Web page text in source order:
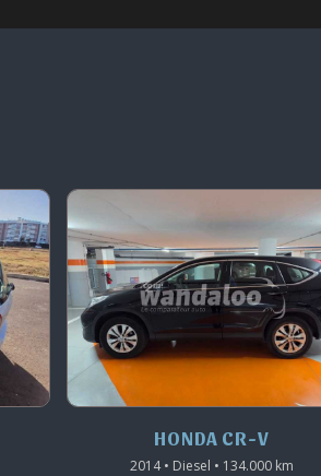
HONDA CR-V
2014 • Diesel • 134.000 km